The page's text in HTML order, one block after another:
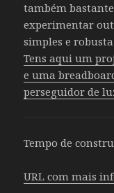
também
experimentar
simples e
Tens aqui um
e uma
perseguidor de
Tempo de
URL com mais